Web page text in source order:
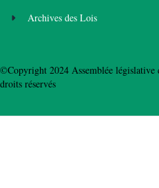
Archives des Lois
©Copyright 2024 Assemblée législative
droits réservés